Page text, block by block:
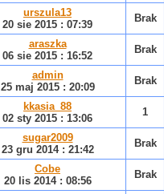
urszula13
20 sie 2015 : 07:39
Brak
araszka
06 sie 2015 : 16:52
Brak
admin
25 maj 2015 : 20:09
Brak
kkasia_88
02 sty 2015 : 13:06
1
sugar2009
23 gru 2014 : 21:42
Brak
Cobe
20 lis 2014 : 08:56
Brak